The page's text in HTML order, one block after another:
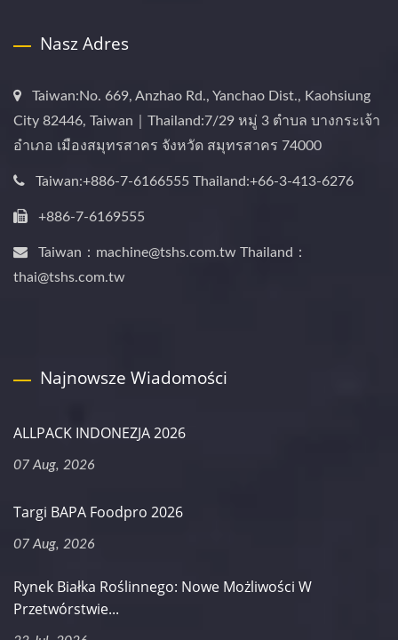
Nasz Adres
Taiwan:No. 669, Anzhao Rd., Yanchao Dist., Kaohsiung
City 82446, Taiwan｜Thailand:7/29 หมู่ 3 ตำบล บางกระเจ้า
อำเภอ เมืองสมุทรสาคร จังหวัด สมุทรสาคร 74000
Taiwan:+886-7-6166555 Thailand:+66-3-413-6276
+886-7-6169555
Taiwan：machine@tshs.com.tw Thailand：
thai@tshs.com.tw
Najnowsze Wiadomości
ALLPACK INDONEZJA 2026
07 Aug, 2026
Targi BAPA Foodpro 2026
07 Aug, 2026
Rynek Białka Roślinnego: Nowe Możliwości W
Przetwórstwie...